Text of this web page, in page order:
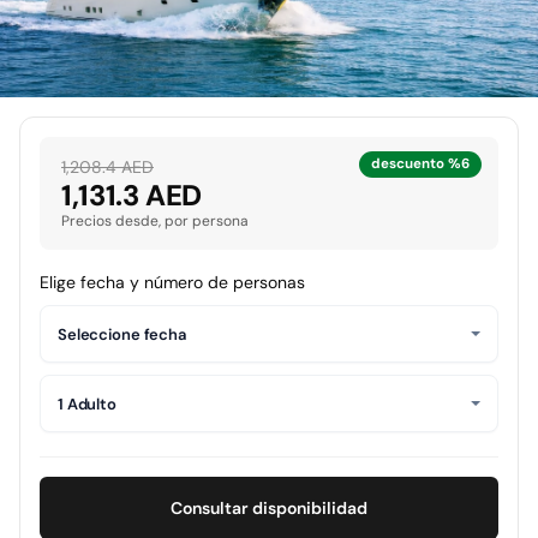
descuento %6
1,208.4 AED
1,131.3 AED
Precios desde, por persona
Elige fecha y número de personas
Seleccione fecha
1 Adulto
Consultar disponibilidad